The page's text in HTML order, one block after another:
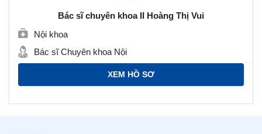
Bác sĩ chuyên khoa II Hoàng Thị Vui
Nội khoa
Bác sĩ Chuyên khoa Nội
XEM HỒ SƠ